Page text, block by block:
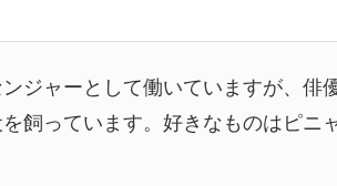
ジャーとして働いていますが、
飼っています。好きなものはピニ